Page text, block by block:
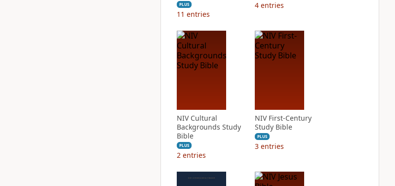
PLUS
11 entries
4 entries
NIV Cultural
Backgrounds Study
Bible
PLUS
2 entries
NIV First-Century
Study Bible
PLUS
3 entries